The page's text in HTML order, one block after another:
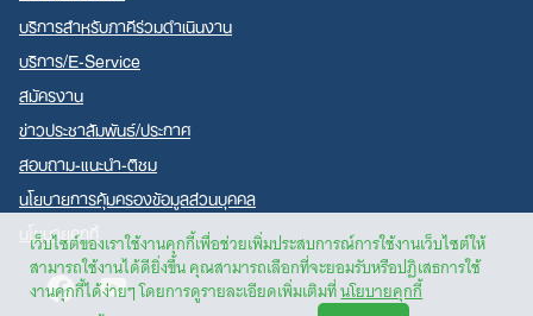
เว็บไซต์ของเราใช้งานคุกกี้เพื่อช่วยเพิ่มประสบการณ์การใช้งานเว็บไซต์ให้
สามารถใช้งานได้ดียิ่งขึ้น คุณสามารถเลือกที่จะยอมรับหรือปฏิเสธการใช้
งานคุกกี้ได้ง่ายๆ โดยการดูรายละเอียดเพิ่มเติมที่นโยบายคุกกี้
บริการสำหรับภาคีร่วมดำเนินงาน
บริการ/E-Service
สมัครงาน
ข่าวประชาสัมพันธ์/ประกาศ
สอบถาม-แนะนำ-ติชม
นโยบายการคุ้มครองข้อมูลส่วนบุคคล
นโยบายคุกกี้
FacebookYoutube